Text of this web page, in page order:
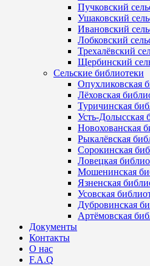
Пучковский
Ушаковский
Ивановский
Лобковский
Трехалёвский
Щербинский
Сельские библиотеки
Опухликовская
Лёховская
Туричинская
Усть-Долысская
Новохованская
Рыкалёвская
Сорокинская
Ловецкая
Мошенинская
Язненская
Усовская
Дубровинская
Артёмовская
Документы
Контакты
О нас
F.A.Q